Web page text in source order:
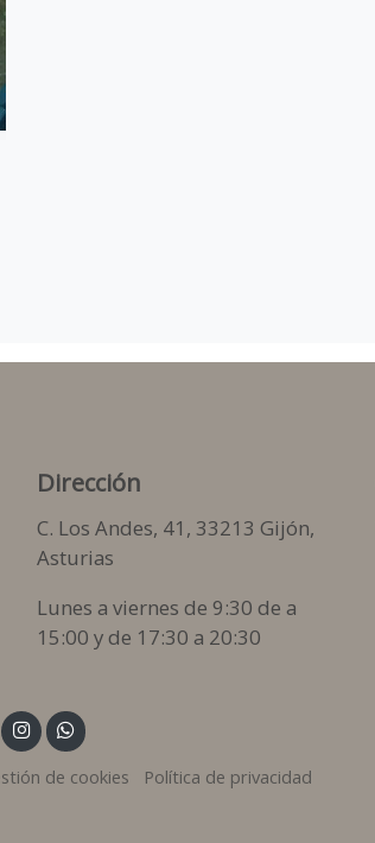
Dirección
C. Los Andes, 41, 33213 Gijón,
Asturias
Lunes a viernes de 9:30 de a
15:00 y de 17:30 a 20:30
de cookies Política de privacidad